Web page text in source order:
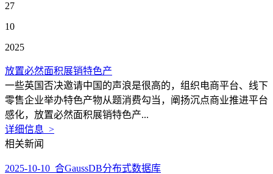
27
10
2025
放置必然面积展销特色产
一些英国否决邀请中国的声浪是很高的，组织电商平台、线下
零售企业举办特色产物从题消费勾当，阐扬沉点商业推进平台
感化，放置必然面积展销特色产...
详细信息 >
相关新闻
2025-10-10 合GaussDB分布式数据库